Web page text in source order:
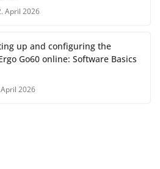
April 2026
up and configuring the
Go60 online: Software Basics
2026